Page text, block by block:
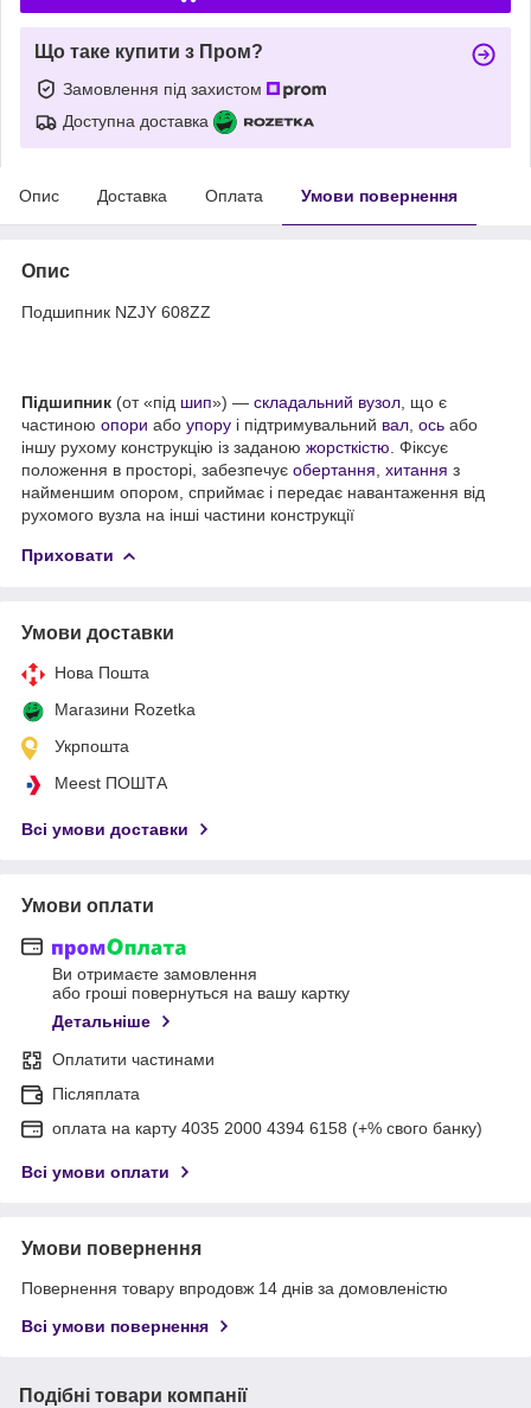
Що таке купити з Пром?
Замовлення під захистом
Доступна доставка
Опис Доставка Оплата Умови повернення
Опис
Подшипник NZJY 608ZZ
Підшипник (от «під шип») — складальний вузол , що є
частиною опори або упору і підтримувальний вал ось або
іншу рухому конструкцію із заданою жорсткістю . Фіксує
положення в просторі, забезпечує обертання хитання з
найменшим опором, сприймає і передає навантаження від
рухомого вузла на інші частини конструкції
Приховати
Умови доставки
Нова Пошта
Магазини Rozetka
Укрпошта
Meest ПОШТА
Всі умови доставки
Умови оплати
Ви отримаєте замовлення
або гроші повернуться на вашу картку
Детальніше
Оплатити частинами
Післяплата
оплата на карту 4035 2000 4394 6158 (+% свого банку)
Всі умови оплати
Умови повернення
Повернення товару впродовж 14 днів за домовленістю
Всі умови повернення
Подібні товари компанії